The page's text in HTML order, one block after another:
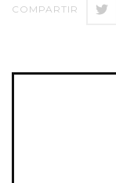
COMPARTIR